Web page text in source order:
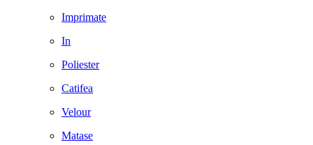
Imprimate
In
Poliester
Catifea
Velour
Matase